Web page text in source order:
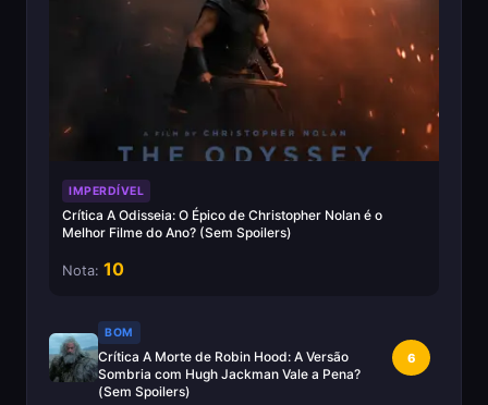
IMPERDÍVEL
Crítica A Odisseia: O Épico de Christopher Nolan é o
Melhor Filme do Ano? (Sem Spoilers)
Nota: 10
BOM
Crítica A Morte de Robin Hood: A Versão
Sombria com Hugh Jackman Vale a Pena?
(Sem Spoilers)
6